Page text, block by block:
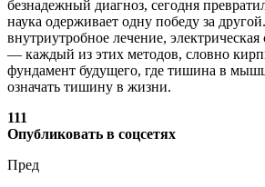
безнадежный диагноз, сегодня
наука одерживает одну победу за
внутриутробное лечение,
— каждый из этих методов, словно
фундамент будущего, где тишина в
означать тишину в жизни.
111
Опубликовать в соцсетях
Пред